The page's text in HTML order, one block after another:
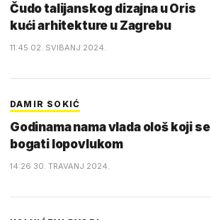
Čudo talijanskog dizajna u Oris
kući arhitekture u Zagrebu
11:45 02. SVIBANJ 2024.
DAMIR SOKIĆ
Godinama nama vlada ološ koji se
bogati lopovlukom
14:26 30. TRAVANJ 2024.